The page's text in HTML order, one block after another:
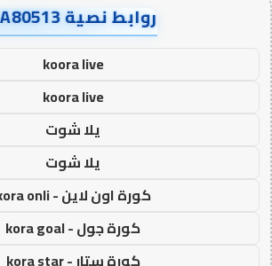
روابط نصية AA80513
koora live
koora live
يلا شوت
يلا شوت
كورة اون لاين - kora onli
كورة جول - kora goal